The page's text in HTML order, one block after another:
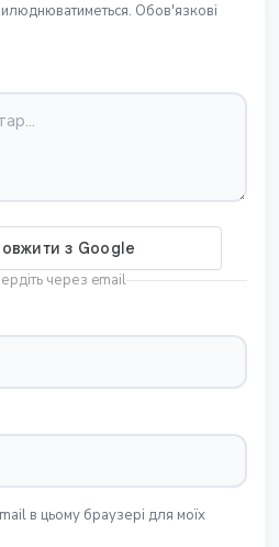
Обов'язкові
через email
в цьому браузері для моїх